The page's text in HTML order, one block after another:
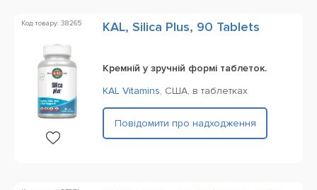
Код товару: 38265 KAL, Silica Plus, 90 Tablets
Кремній у зручній формі таблеток.
KAL Vitamins, США, в таблетках
Повідомити про надходження